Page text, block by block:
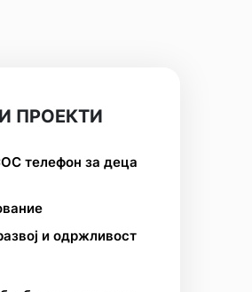
ПРОЕКТИ
телефон за деца
и одржливост